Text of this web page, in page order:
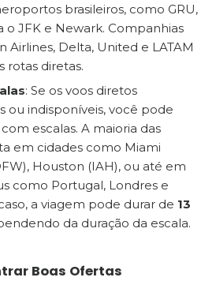
brasileiros, como GRU,
o JFK e Newark. Companhias
Airlines, Delta, United e LATAM
rotas diretas.
: Se os voos diretos
ou indisponíveis, você pode
escalas. A maioria das
em cidades como Miami
Houston (IAH), ou até em
como Portugal, Londres e
a viagem pode durar de 13
da duração da escala.
Boas Ofertas